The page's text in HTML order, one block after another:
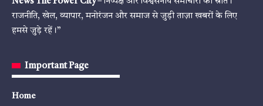
राजनीति, खेल, व्यापार, मनोरंजन और समाज से जुड़ी ताज़ा खबरों के लिए
हमसे जुड़े रहें।”
Important Page
Home